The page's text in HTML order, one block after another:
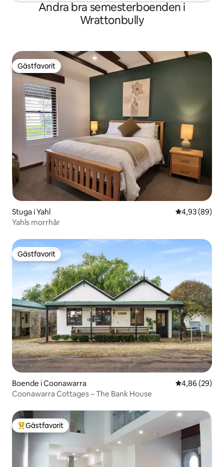
Andra bra semesterboenden i
Wrattonbully
Gästfavorit
Gästfavorit
Stuga i Yahl 4,93 av 5 i
4,93 (89)
Yahls morrhår
Gästfavorit
Gästfavorit
Boende i Coonawarra 4,86 av 5 i
4,86 (29)
Coonawarra Cottages – The Bank House
Populär gästfavorit
Gästfavorit